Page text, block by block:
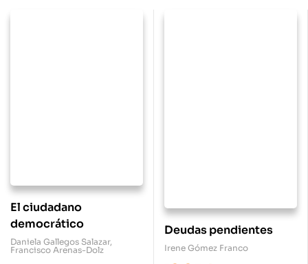
El ciudadano
democrático
Daniela Gallegos Salazar,
Francisco Arenas-Dolz
Deudas pendientes
Irene Gómez Franco